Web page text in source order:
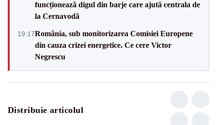
funcționează digul din barje care ajută centrala de
la Cernavodă
19:17România, sub monitorizarea Comisiei Europene
din cauza crizei energetice. Ce cere Victor
Negrescu
Distribuie articolul